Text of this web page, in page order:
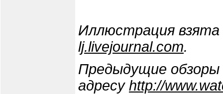
Иллюстрация
lj.livejournal.com.
Предыдущие обзоры
адресу http://